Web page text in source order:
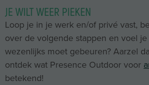
JE WILT WEER PIEKEN
Loop je in je werk en/of privé vast,
over de volgende stappen en voel
wezenlijks moet gebeuren? Aarzel
ontdek wat Presence Outdoor voor
betekend!